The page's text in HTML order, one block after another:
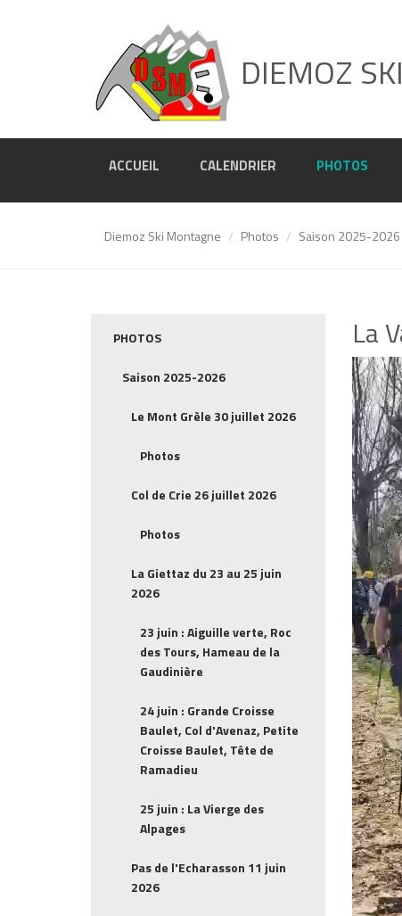
DIEMOZ
ACCUEIL CALENDRIER PHOTOS
Diemoz Ski Montagne Photos Saison 2025-2026
PHOTOS
Saison 2025-2026
Le Mont Grèle 30 juillet 2026
Photos
Col de Crie 26 juillet 2026
Photos
La Giettaz du 23 au 25 juin
2026
23 juin : Aiguille verte, Roc
des Tours, Hameau de la
Gaudinière
24 juin : Grande Croisse
Baulet, Col d'Avenaz, Petite
Croisse Baulet, Tête de
Ramadieu
25 juin : La Vierge des
Alpages
Pas de l'Echarasson 11 juin
2026
La